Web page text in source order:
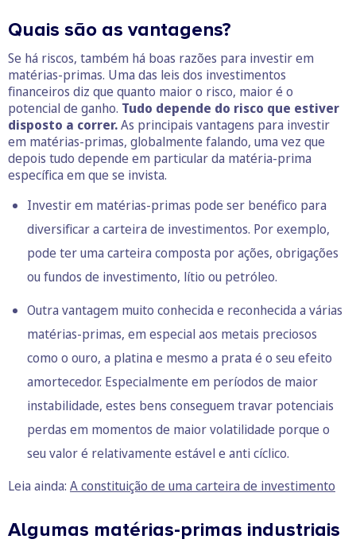
Quais são as vantagens?
Se há riscos, também há boas razões para investir em
matérias-primas. Uma das leis dos investimentos
financeiros diz que quanto maior o risco, maior é o
potencial de ganho. Tudo depende do risco que estiver
disposto a correr.As principais vantagens para investir
em matérias-primas, globalmente falando, uma vez que
depois tudo depende em particular da matéria-prima
específica em que se invista.
Investir em matérias-primas pode ser benéfico para
diversificar a carteira de investimentos. Por exemplo,
pode ter uma carteira composta por ações, obrigações
ou fundos de investimento, lítio ou petróleo.
Outra vantagem muito conhecida e reconhecida a várias
matérias-primas, em especial aos metais preciosos
como o ouro, a platina e mesmo a prata é o seu efeito
amortecedor. Especialmente em períodos de maior
instabilidade, estes bens conseguem travar potenciais
perdas em momentos de maior volatilidade porque o
seu valor é relativamente estável e anti cíclico.
Leia ainda: A constituição de uma carteira de investimento
Algumas matérias-primas industriais